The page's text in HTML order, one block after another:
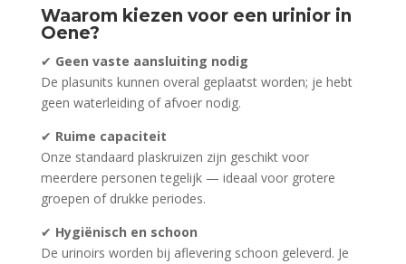
Waarom kiezen voor een urinior in
Oene?
✔ Geen vaste aansluiting nodig
De plasunits kunnen overal geplaatst worden; je hebt
geen waterleiding of afvoer nodig.
✔ Ruime capaciteit
Onze standaard plaskruizen zijn geschikt voor
meerdere personen tegelijk — ideaal voor grotere
groepen of drukke periodes.
✔ Hygiënisch en schoon
De urinoirs worden bij aflevering schoon geleverd. Je